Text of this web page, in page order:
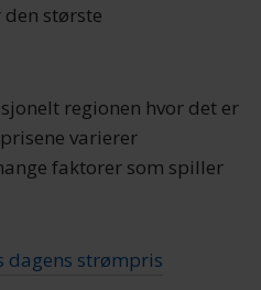
den største
regionen hvor det er
varierer
faktorer som spiller
dagens strømpris